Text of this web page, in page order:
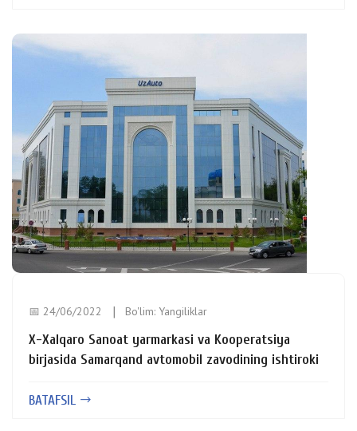
📅 24/06/2022 Bo'lim: Yangiliklar
X-Xalqaro Sanoat yarmarkasi va Kooperatsiya
birjasida Samarqand avtomobil zavodining ishtiroki
BATAFSIL